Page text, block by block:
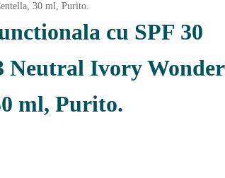
30 ml, Purito.
cu SPF 30
Neutral Ivory Wonder
ml, Purito.